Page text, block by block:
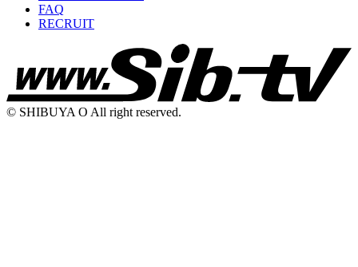
FAQ
RECRUIT
© SHIBUYA O All right reserved.